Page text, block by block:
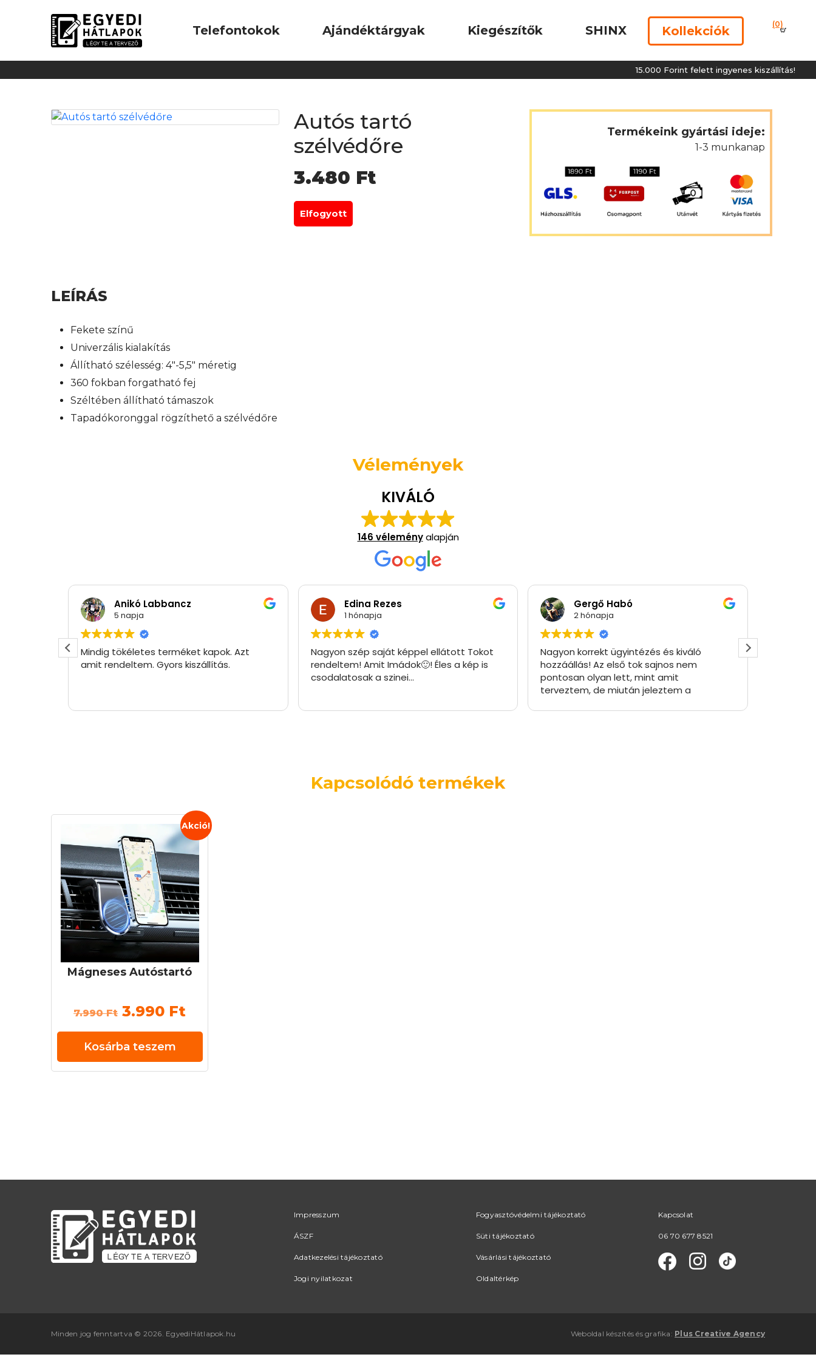
Telefontokok Ajándéktárgyak Kiegészítők SHINX Kollekciók (0)
15.000 Forint felett ingyenes kiszállítás!
Autós tartó
szélvédőre
3.480 Ft
Elfogyott
Termékeink gyártási ideje:
1-3 munkanap
LEÍRÁS
Fekete színű
Univerzális kialakítás
Állítható szélesség: 4″-5,5″ méretig
360 fokban forgatható fej
Széltében állítható támaszok
Tapadókoronggal rögzíthető a szélvédőre
Vélemények
KIVÁLÓ
146 véleményalapján
Anikó Labbancz
5 napja
Mindig tökéletes terméket kapok. Azt
amit rendeltem. Gyors kiszállítás.
Edina Rezes
1 hónapja
Nagyon szép saját képpel ellátott Tokot
rendeltem! Amit Imádok🙂! Éles a kép is
csodalatosak a szinei…
Gergő Habó
2 hónapja
Nagyon korrekt ügyintézés és kiváló
hozzáállás! Az első tok sajnos nem
pontosan olyan lett, mint amit
terveztem, de miután jeleztem a
reagáltak és ingyen küldtek egy új
Kapcsolódó termékek
Akció!
Mágneses Autóstartó
7.990Ft 3.990 Ft
price
3.990 Ft.
Kosárba teszem
Impresszum
ÁSZF
Adatkezelési tájékoztató
Jogi nyilatkozat
Fogyasztóvédelmi tájékoztató
Süti tájékoztató
Vásárlási tájékoztató
Oldaltérkép
Kapcsolat
06 70 677 8521
Minden jog fenntartva © 2026. EgyediHátlapok.hu Weboldal készítés ésgrafika : Plus Creative Agency